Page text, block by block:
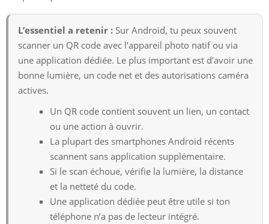
L’essentiel a retenir : Sur Android, tu peux souvent
scanner un QR code avec l’appareil photo natif ou via
une application dédiée. Le plus important est d’avoir une
bonne lumière, un code net et des autorisations caméra
actives.
Un QR code contient souvent un lien, un contact
ou une action à ouvrir.
La plupart des smartphones Android récents
scannent sans application supplémentaire.
Si le scan échoue, vérifie la lumière, la distance
et la netteté du code.
Une application dédiée peut être utile si ton
téléphone n’a pas de lecteur intégré.